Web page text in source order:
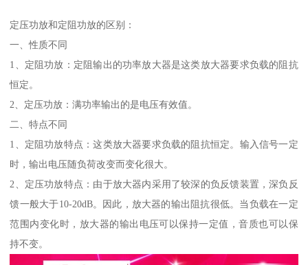
定压功放和定阻功放的区别：
一、性质不同
1、定阻功放：定阻输出的功率放大器是这类放大器要求负载的阻抗
恒定。
2、定压功放：满功率输出的是电压有效值。
二、特点不同
1、定阻功放特点：这类放大器要求负载的阻抗恒定。输入信号一定
时，输出电压随负荷改变而变化很大。
2、定压功放特点：由于放大器内采用了较深的负反馈装置，深负反
馈一般大于10-20dB。因此，放大器的输出阻抗很低。当负载在一定
范围内变化时，放大器的输出电压可以保持一定值，音质也可以保
持不变。